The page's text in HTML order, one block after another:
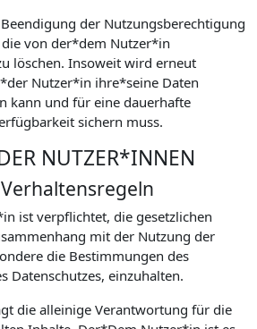
der Nutzungsberechtigung
die von der*dem Nutzer*in
löschen. Insoweit wird erneut
Nutzer*in ihre*seine Daten
kann und für eine dauerhafte
sichern muss.
NUTZER*INNEN
ist verpflichtet, die gesetzlichen
mit der Nutzung der
die Bestimmungen des
Datenschutzes, einzuhalten.
die alleinige Verantwortung für die